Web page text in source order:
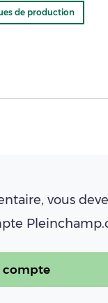
de production
vous
compte